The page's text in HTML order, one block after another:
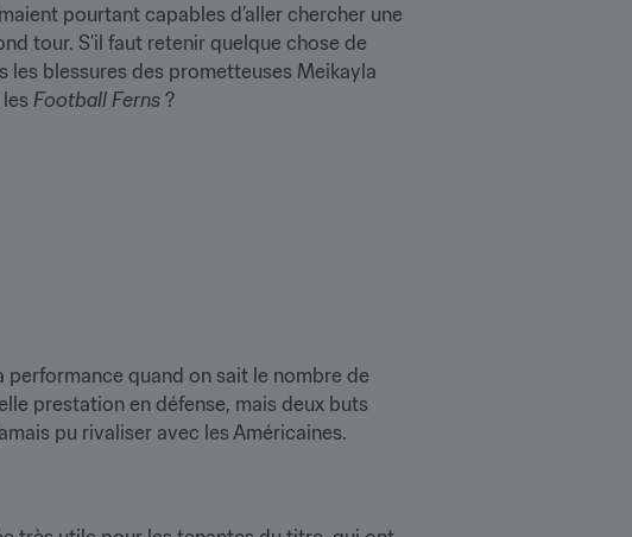
pourtant capables d’aller chercher une
tour. S’il faut retenir quelque chose de
les blessures des prometteuses Meikayla
Football Ferns ?
performance quand on sait le nombre de
prestation en défense, mais deux buts
pu rivaliser avec les Américaines.